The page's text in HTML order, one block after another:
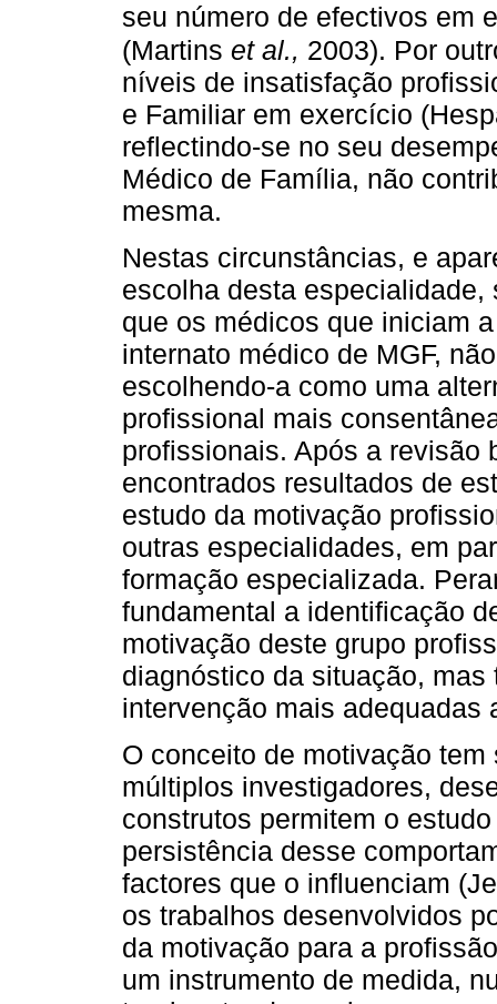
seu número de efectivos em
(Martins et al., 2003). Por
níveis de insatisfação
e Familiar em exercício
reflectindo-se no seu
Médico de Família, não
mesma.
Nestas circunstâncias, e
escolha desta
que os médicos que iniciam
internato médico de MGF,
escolhendo-a como uma
profissional mais
profissionais. Após a revisão
encontrados resultados de
estudo da motivação
outras especialidades, em
formação especializada.
fundamental a identificação
motivação deste grupo
diagnóstico da situação,
intervenção mais adequadas
O conceito de motivação
múltiplos investigadores,
construtos permitem o
persistência desse
factores que o influenciam
os trabalhos desenvolvidos
da motivação para a
um instrumento de medida,